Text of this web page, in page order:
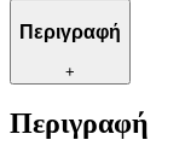
Περιγραφή
+
Περιγραφή